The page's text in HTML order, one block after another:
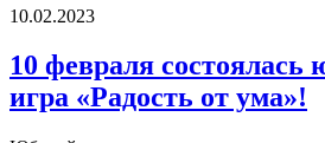
10.02.2023
10 февраля состоялась
игра «Радость от ума»!